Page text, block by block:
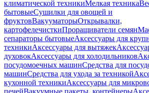
климатической техникиМелкая техника
бытовыеСушилки для овощей и
фруктовВакууматорыОткрывалки,
картофелечисткиПроращиватели семян
сепараторы бытовыеАксессуары для
техникиАксессуары для вытяжек
духовокАксессуары для холодильников
посудомоечных машинСредства для
машинСредства для ухода за техникой
кухонной техникиАксессуары для
печейВакуумные пакеты, контейнеры